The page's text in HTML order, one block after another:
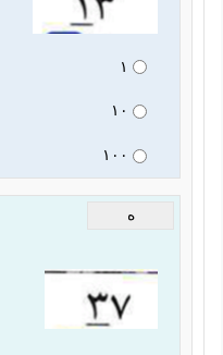
١
١٠
١٠٠
ه